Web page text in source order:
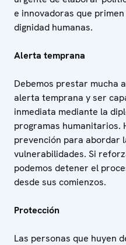
e innovadoras que
dignidad humanas.
Alerta temprana
Debemos prestar mucha
alerta temprana y ser
inmediata mediante la
programas humanitarios.
prevención para abordar
vulnerabilidades. Si
podemos detener el
desde sus comienzos.
Protección
Las personas que huyen